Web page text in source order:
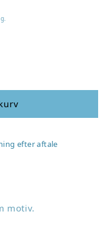
efter aftale
motiv.